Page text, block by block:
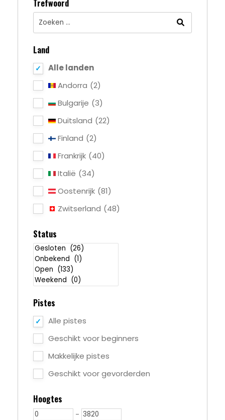
Trefwoord
Land
Alle landen
Andorra (2)
Bulgarije (3)
Duitsland (22)
Finland (2)
Frankrijk (40)
Italië (34)
Oostenrijk (81)
Zwitserland (48)
Status
Pistes
Alle pistes
Geschikt voor beginners
Makkelijke pistes
Geschikt voor gevorderden
Hoogtes
-